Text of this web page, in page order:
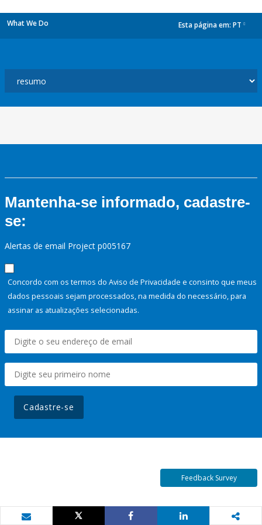
What We Do Esta página em: PT
Mantenha-se informado, cadastre-
se:
Alertas de email Project p005167
Concordo com os termos do Aviso de Privacidade e consinto que meus
dados pessoais sejam processados, na medida do necessário, para
assinar as atualizações selecionadas.
Cadastre-se
Feedback Survey